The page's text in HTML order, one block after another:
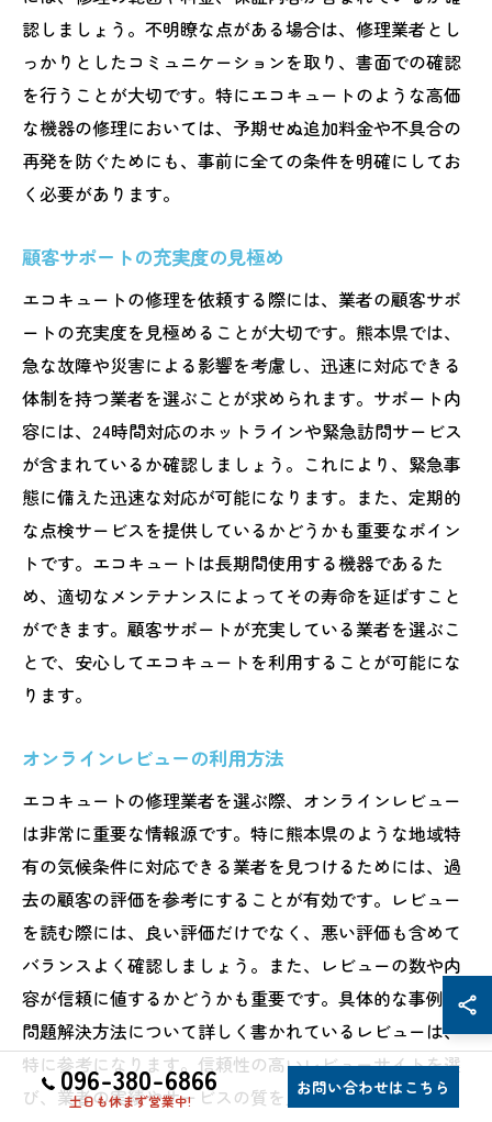
認しましょう。不明瞭な点がある場合は、修理業者とし
っかりとしたコミュニケーションを取り、書面での確認
を行うことが大切です。特にエコキュートのような高価
な機器の修理においては、予期せぬ追加料金や不具合の
再発を防ぐためにも、事前に全ての条件を明確にしてお
く必要があります。
顧客サポートの充実度の見極め
エコキュートの修理を依頼する際には、業者の顧客サポ
ートの充実度を見極めることが大切です。熊本県では、
急な故障や災害による影響を考慮し、迅速に対応できる
体制を持つ業者を選ぶことが求められます。サポート内
容には、24時間対応のホットラインや緊急訪問サービス
が含まれているか確認しましょう。これにより、緊急事
態に備えた迅速な対応が可能になります。また、定期的
な点検サービスを提供しているかどうかも重要なポイン
トです。エコキュートは長期間使用する機器であるた
め、適切なメンテナンスによってその寿命を延ばすこと
ができます。顧客サポートが充実している業者を選ぶこ
とで、安心してエコキュートを利用することが可能にな
ります。
オンラインレビューの利用方法
エコキュートの修理業者を選ぶ際、オンラインレビュー
は非常に重要な情報源です。特に熊本県のような地域特
有の気候条件に対応できる業者を見つけるためには、過
去の顧客の評価を参考にすることが有効です。レビュー
を読む際には、良い評価だけでなく、悪い評価も含めて
バランスよく確認しましょう。また、レビューの数や内
容が信頼に値するかどうかも重要です。具体的な事例や
問題解決方法について詳しく書かれているレビューは、
特に参考になります。信頼性の高いレビューサイトを選
び、業者の実績やサービスの質を見極められるようにし
096-380-6866
土日も休まず営業中!
お問い合わせはこちら